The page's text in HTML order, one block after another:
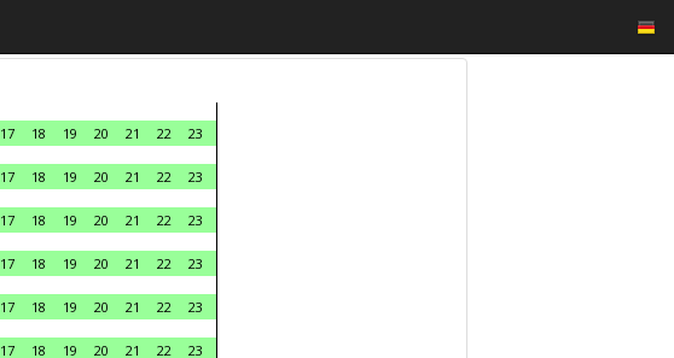
17 18 19 20 21 22
23
17 18 19 20 21 22
23
17 18 19 20 21 22
23
17 18 19 20 21 22
23
17 18 19 20 21 22
23
17 18 19 20 21 22
23